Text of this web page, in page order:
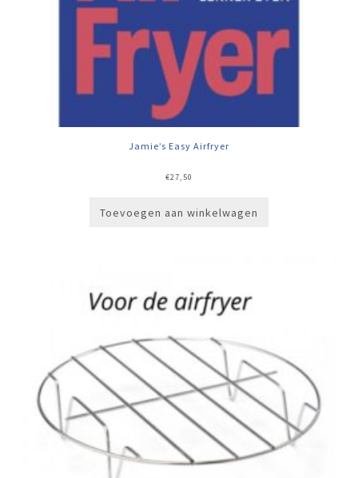
Jamie’s Easy Airfryer
€27,50
Toevoegen aan winkelwagen